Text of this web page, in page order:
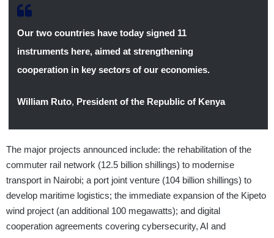
Our two countries have today signed 11
instruments here, aimed at strengthening
cooperation in key sectors of our economies.
William Ruto, President of the Republic of Kenya
The major projects announced include: the rehabilitation of the
commuter rail network (12.5 billion shillings) to modernise
transport in Nairobi; a port joint venture (104 billion shillings) to
develop maritime logistics; the immediate expansion of the Kipeto
wind project (an additional 100 megawatts); and digital
cooperation agreements covering cybersecurity, AI and